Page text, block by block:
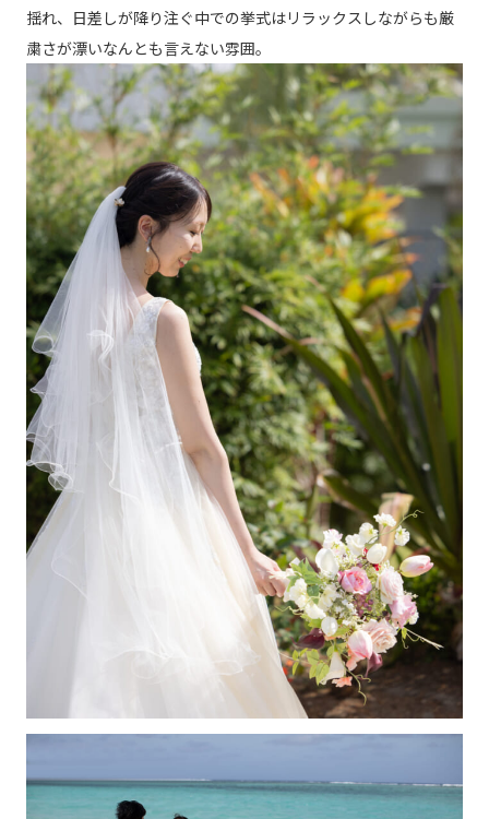
揺れ、日差しが降り注ぐ中での挙式はリラックスしながらも厳
粛さが漂いなんとも言えない雰囲。